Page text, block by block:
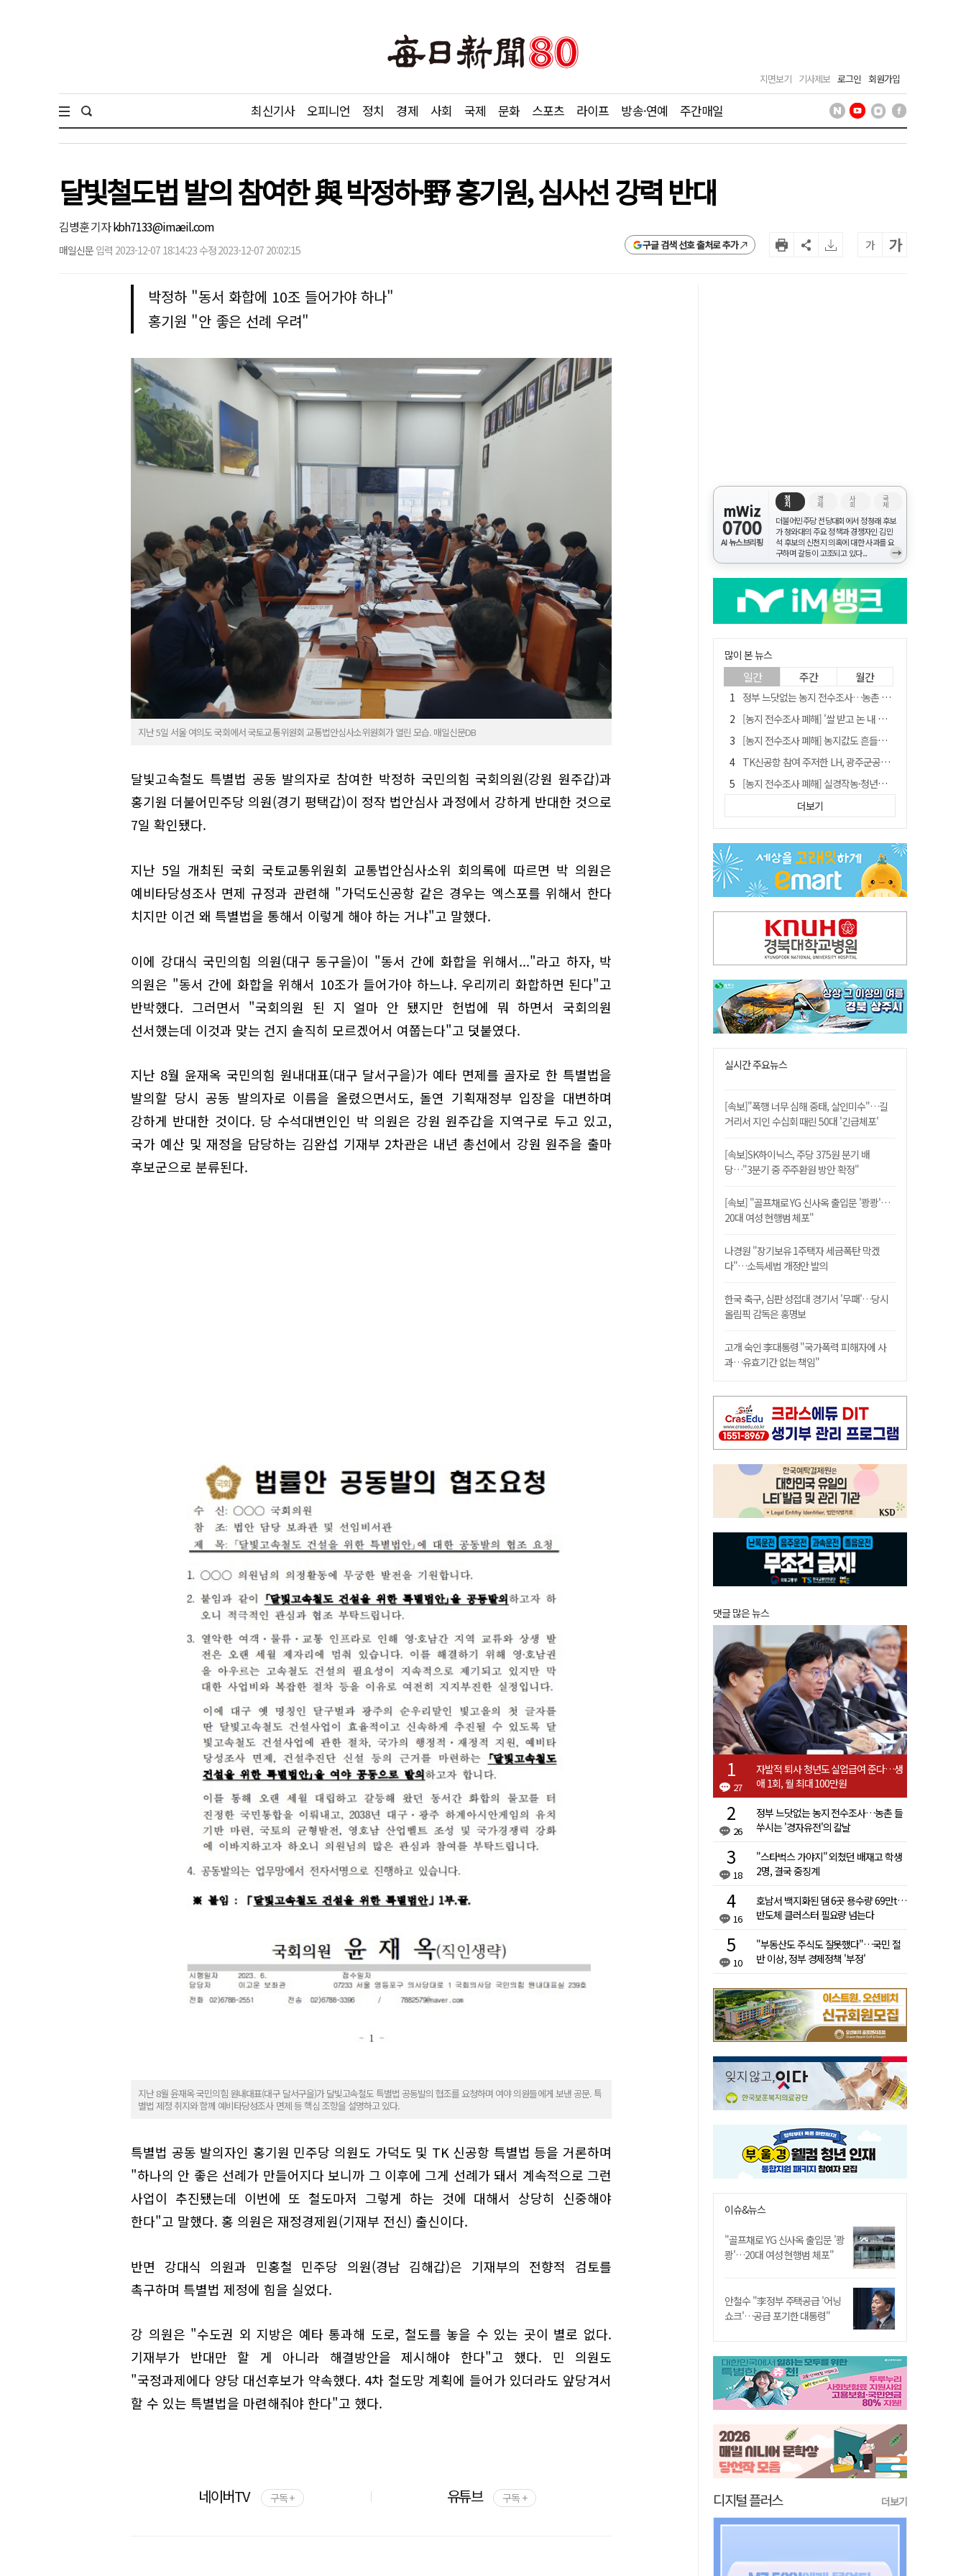
지면보기 기사제보 로그인 회원가입
최신기사 오피니언 정치 경제 사회 국제 문화 스포츠 라이프 방송·연예 주간매일
달빛철도법 발의 참여한 與 박정하·野 홍기원, 심사선 강력 반대
김병훈 기자kbh7133@imaeil.com
매일신문 입력 2023-12-07 18:14:23 수정 2023-12-07 20:02:15 구글 검색 선호 출처로 추가 가 가
박정하 "동서 화합에 10조 들어가야 하나"
홍기원 "안 좋은 선례 우려"
지난 5일 서울 여의도 국회에서 국토교통위원회 교통법안심사소위원회가 열린 모습. 매일신문DB
달빛고속철도 특별법 공동 발의자로 참여한 박정하 국민의힘 국회의원(강원 원주갑)과
홍기원 더불어민주당 의원(경기 평택갑)이 정작 법안심사 과정에서 강하게 반대한 것으로
7일 확인됐다.
지난 5일 개최된 국회 국토교통위원회 교통법안심사소위 회의록에 따르면 박 의원은
예비타당성조사 면제 규정과 관련해 "가덕도신공항 같은 경우는 엑스포를 위해서 한다
치지만 이건 왜 특별법을 통해서 이렇게 해야 하는 거냐"고 말했다.
이에 강대식 국민의힘 의원(대구 동구을)이 "동서 간에 화합을 위해서..."라고 하자, 박
의원은 "동서 간에 화합을 위해서 10조가 들어가야 하느냐. 우리끼리 화합하면 된다"고
반박했다. 그러면서 "국회의원 된 지 얼마 안 됐지만 헌법에 뭐 하면서 국회의원
선서했는데 이것과 맞는 건지 솔직히 모르겠어서 여쭙는다"고 덧붙였다.
지난 8월 윤재옥 국민의힘 원내대표(대구 달서구을)가 예타 면제를 골자로 한 특별법을
발의할 당시 공동 발의자로 이름을 올렸으면서도, 돌연 기획재정부 입장을 대변하며
강하게 반대한 것이다. 당 수석대변인인 박 의원은 강원 원주갑을 지역구로 두고 있고,
국가 예산 및 재정을 담당하는 김완섭 기재부 2차관은 내년 총선에서 강원 원주을 출마
후보군으로 분류된다.
지난 8월 윤재옥 국민의힘 원내대표(대구 달서구을)가 달빛고속철도 특별법 공동발의 협조를 요청하며 여야 의원들에게 보낸 공문. 특
별법 제정 취지와 함께 예비타당성조사 면제 등 핵심 조항을 설명하고 있다.
특별법 공동 발의자인 홍기원 민주당 의원도 가덕도 및 TK 신공항 특별법 등을 거론하며
"하나의 안 좋은 선례가 만들어지다 보니까 그 이후에 그게 선례가 돼서 계속적으로 그런
사업이 추진됐는데 이번에 또 철도마저 그렇게 하는 것에 대해서 상당히 신중해야
한다"고 말했다. 홍 의원은 재정경제원(기재부 전신) 출신이다.
반면 강대식 의원과 민홍철 민주당 의원(경남 김해갑)은 기재부의 전향적 검토를
촉구하며 특별법 제정에 힘을 실었다.
강 의원은 "수도권 외 지방은 예타 통과해 도로, 철도를 놓을 수 있는 곳이 별로 없다.
기재부가 반대만 할 게 아니라 해결방안을 제시해야 한다"고 했다. 민 의원도
"국정과제에다 양당 대선후보가 약속했다. 4차 철도망 계획에 들어가 있더라도 앞당겨서
할 수 있는 특별법을 마련해줘야 한다"고 했다.
네이버TV 구독 + 유튜브 구독 +
mWiz
0700
AI 뉴스브리핑
정
치
경
제
사
회
국
제
더불어민주당 전당대회에서 정청래 후보
가 청와대의 주요 정책과 경쟁자인 김민
석 후보의 신천지 의혹에 대한 사과를 요
구하며 갈등이 고조되고 있다...
→
많이 본 뉴스
일간 주간 월간
정부 느닷없는 농지 전수조사…농촌 들쑤시는 '경자유전'의 칼날
[농지 전수조사 폐해] '쌀 받고 논 내 준' 도지농 이제 어쩌나?
[농지 전수조사 폐해] 농지값도 흔들리나…"도지 막히면 헐값 매물 나올 수도"
TK신공항 참여 주저한 LH, 광주군공항 사업에는 앞장
[농지 전수조사 폐해] 실경작농·청년농 부담도 커진다
[단독] 김영수 "국방부 청문준비단, 안규백 탈영 알고있었다"
청도군정 '두 시어머니'가 되어서는 안된다
홈플러스 다시 문 연다… 대구경북 매장도 재개장 준비 돌입
"상법개정해도 주주가 '봉'"…하이닉스 솔리다임 상장설에 술렁[개미와글와글]
더보기
실시간 주요뉴스
[속보]"폭행 너무 심해 중태, 살인미수"…길
거리서 지인 수십회 때린 50대 '긴급체포'
[속보]SK하이닉스, 주당 375원 분기 배
당…"3분기 중 주주환원 방안 확정"
[속보] "골프채로 YG 신사옥 출입문 '쾅쾅'…
20대 여성 현행범 체포"
나경원 "장기보유 1주택자 세금폭탄 막겠
다"…소득세법 개정안 발의
한국 축구, 심판 성접대 경기서 '무패'…당시
올림픽 감독은 홍명보
고개 숙인 李대통령 "국가폭력 피해자에 사
과…유효기간 없는 책임"
댓글 많은 뉴스
27
자발적 퇴사 청년도 실업급여 준다…생
애 1회, 월 최대 100만원
26
정부 느닷없는 농지 전수조사…농촌 들
쑤시는 '경자유전'의 칼날
18
"스타벅스 가야지" 외쳤던 배재고 학생
2명, 결국 중징계
16
호남서 백지화된 댐 6곳 용수량 69만t…
반도체 클러스터 필요량 넘는다
10
"부동산도 주식도 잘못했다"…국민 절
반 이상, 정부 경제정책 '부정'
이슈&뉴스
"골프채로 YG 신사옥 출입문 '쾅
쾅'…20대 여성 현행범 체포"
안철수 "李정부 주택공급 '어닝
쇼크'…공급 포기한 대통령"
디지털 플러스 더보기